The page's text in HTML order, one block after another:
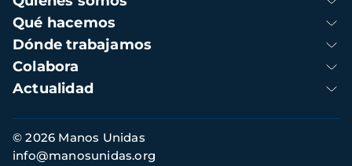
principal
Qué hacemos
Dónde trabajamos
Colabora
Actualidad
Información
de
© 2026 Manos Unidas
info@manosunidas.org